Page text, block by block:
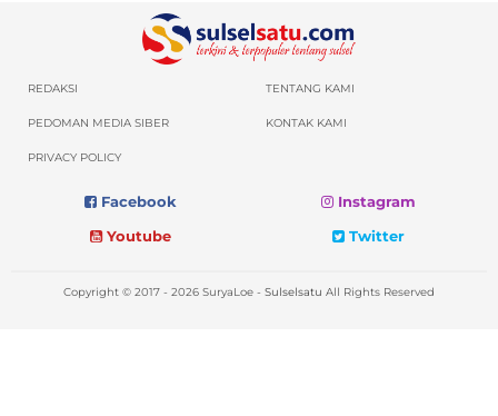
REDAKSI TENTANG KAMI
PEDOMAN MEDIA SIBER KONTAK KAMI
PRIVACY POLICY
Facebook
Instagram
Youtube
Twitter
Copyright © 2017 - 2026 SuryaLoe - Sulselsatu All Rights Reserved